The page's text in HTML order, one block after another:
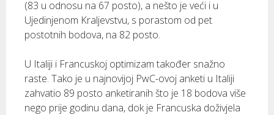
(83 u odnosu na 67 posto), a nešto je veći i u
Ujedinjenom Kraljevstvu, s porastom od pet
postotnih bodova, na 82 posto.
U Italiji i Francuskoj optimizam također snažno
raste. Tako je u najnovijoj PwC-ovoj anketi u Italiji
zahvatio 89 posto anketiranih što je 18 bodova više
nego prije godinu dana, dok je Francuska doživjela